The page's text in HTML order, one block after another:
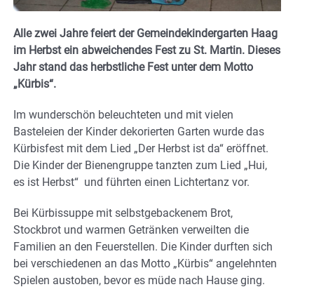
Alle zwei Jahre feiert der Gemeindekindergarten Haag
im Herbst ein abweichendes Fest zu St. Martin. Dieses
Jahr stand das herbstliche Fest unter dem Motto
„Kürbis“.
Im wunderschön beleuchteten und mit vielen
Basteleien der Kinder dekorierten Garten wurde das
Kürbisfest mit dem Lied „Der Herbst ist da“ eröffnet.
Die Kinder der Bienengruppe tanzten zum Lied „Hui,
es ist Herbst“ und führten einen Lichtertanz vor.
Bei Kürbissuppe mit selbstgebackenem Brot,
Stockbrot und warmen Getränken verweilten die
Familien an den Feuerstellen. Die Kinder durften sich
bei verschiedenen an das Motto „Kürbis“ angelehnten
Spielen austoben, bevor es müde nach Hause ging.